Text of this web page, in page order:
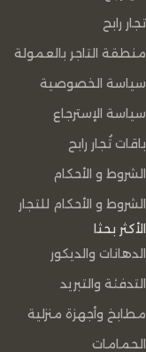
تجار رابح
منطقة التاجر بالعمولة
سياسة الخصوصية
سياسة الإسترجاع
باقات تُجار رابح
الشروط و الأحكام
الشروط و الأحكام للتجار
الأكثر بحثا
الدهانات والديكور
التدفئة والتبريد
مطابخ وأجهزة منزلية
الحمامات